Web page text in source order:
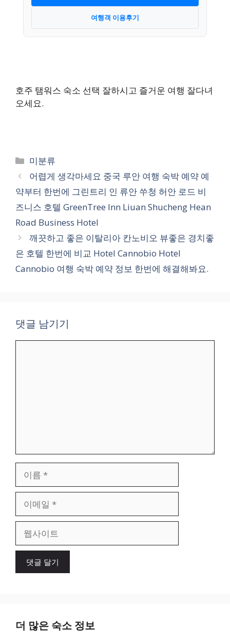
여행객 이용후기
호주 탬워스 숙소 선택 잘하시고 즐거운 여행 잘다녀
오세요.
카
테
고
리
미분류
어렵게 생각마세요 중국 루안 여행 숙박 예약 예
약부터 한번에 그린트리 인 류안 쑤청 허안 로드 비
즈니스 호텔 GreenTree Inn Liuan Shucheng Hean
Road Business Hotel
깨끗하고 좋은 이탈리아 칸노비오 뷰좋은 경치좋
은 호텔 한번에 비교 Hotel Cannobio Hotel
Cannobio 여행 숙박 예약 정보 한번에 해결해봐요.
댓글 남기기
일
이
더 많은 숙소 정보